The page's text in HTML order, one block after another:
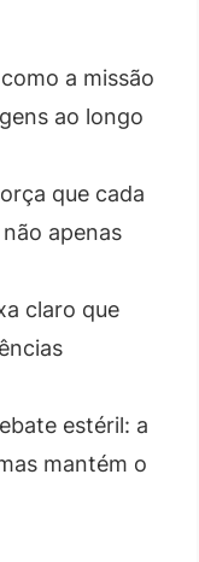
a missão
ao longo
que cada
apenas
claro que
estéril: a
mantém o